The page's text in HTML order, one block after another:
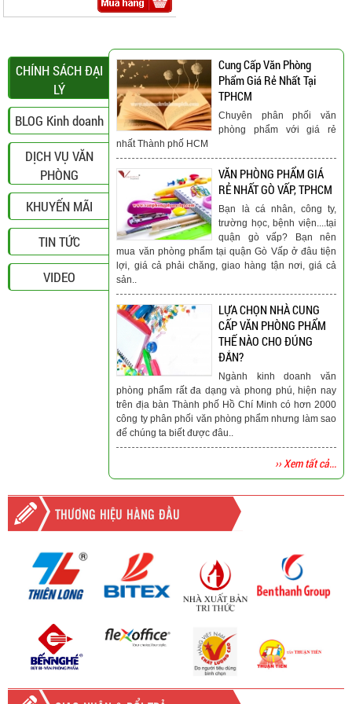
CHÍNH SÁCH ĐẠI
LÝ
BLOG Kinh doanh
DỊCH VỤ VĂN
PHÒNG
KHUYẾN MÃI
TIN TỨC
VIDEO
Cung Cấp Văn Phòng
Phẩm Giá Rẻ Nhất Tại
TPHCM
Chuyên phân phối văn
phòng phẩm với giá rẻ
nhất Thành phố HCM
VĂN PHÒNG PHẨM GIÁ
RẺ NHẤT GÒ VẤP, TPHCM
Bạn là cá nhân, công ty,
trường học, bệnh viện....tại
quận gò vấp? Bạn nên
mua văn phòng phẩm tại quận Gò Vấp ở đâu tiện
lợi, giá cả phải chăng, giao hàng tận nơi, giá cả
sản..
LỰA CHỌN NHÀ CUNG
CẤP VĂN PHÒNG PHẨM
THẾ NÀO CHO ĐÚNG
ĐẮN?
Ngành kinh doanh văn
phòng phẩm rất đa dạng và phong phú, hiện nay
trên địa bàn Thành phố Hồ Chí Minh có hơn 2000
công ty phân phối văn phòng phẩm nhưng làm sao
để chúng ta biết được đâu..
›› Xem tất cả...
THƯƠNG HIỆU HÀNG ĐẦU